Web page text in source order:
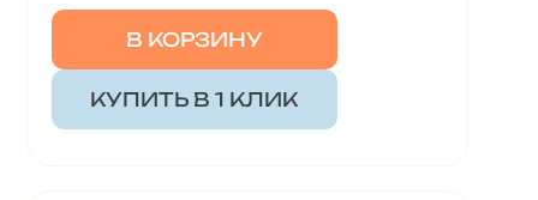
В КОРЗИНУ
КУПИТЬ В 1 КЛИК